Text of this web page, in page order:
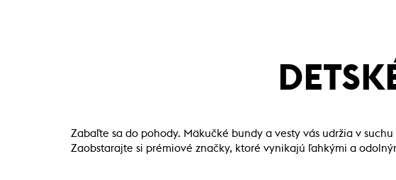
Zabaľte sa do pohody. Mäkučké bundy a vesty vás udržia v
Zaobstarajte si prémiové značky, ktoré vynikajú ľahkými a